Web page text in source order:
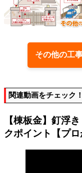
その他の工
関連動画をチェック！
【棟板金】釘浮
クポイント【プロ